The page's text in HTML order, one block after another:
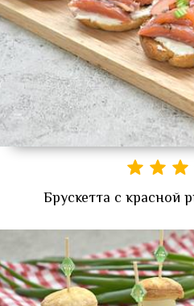
Брускетта с красной